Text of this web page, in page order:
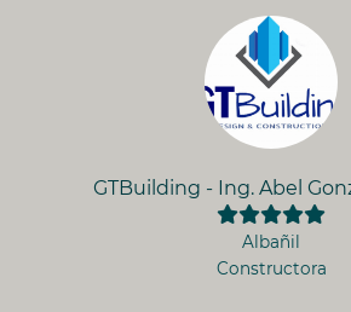
GTBuilding - Ing. Abel
Albañil
Constructora